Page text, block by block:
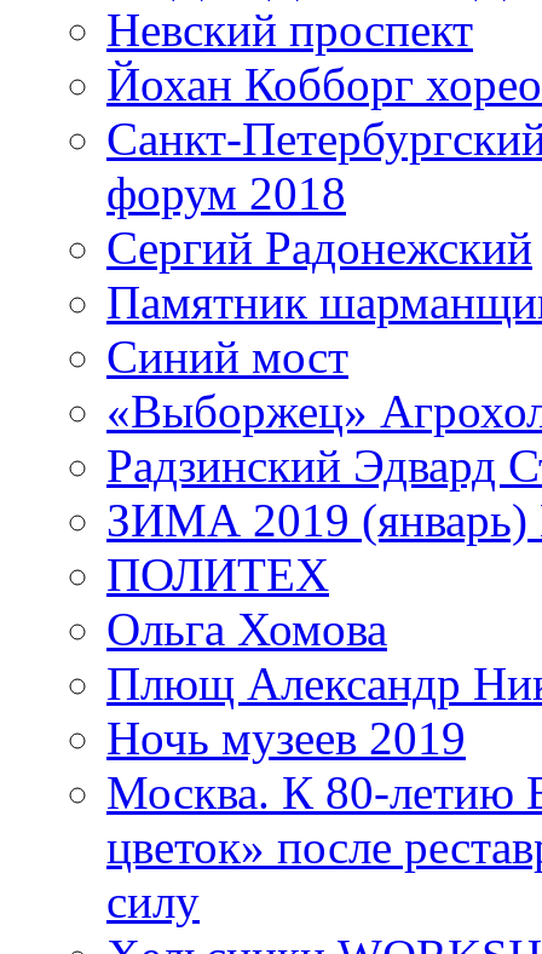
Невский проспект
Йохан Кобборг
Санкт-
форум 2018
Сергий Радонежский
Памятник
Синий мост
«Выборжец»
Радзинский Эдвард
ЗИМА 2019 (январь)
ПОЛИТЕХ
Ольга Хомова
Плющ Александр
Ночь музеев 2019
Москва. К 80-
цветок» после
силу